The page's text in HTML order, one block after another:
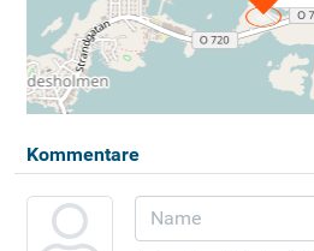
Kommentare